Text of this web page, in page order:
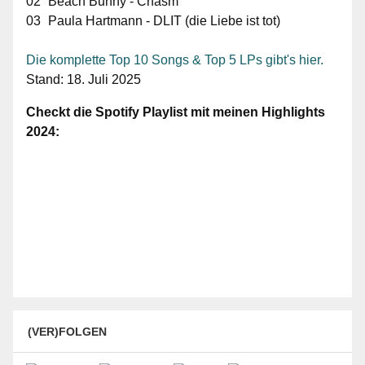
03
Paula Hartmann - DLIT (die Liebe ist tot)
Die komplette Top 10 Songs & Top 5 LPs gibt's hier.
Stand: 18. Juli 2025
Checkt die Spotify Playlist mit meinen Highlights
2024:
(VER)FOLGEN